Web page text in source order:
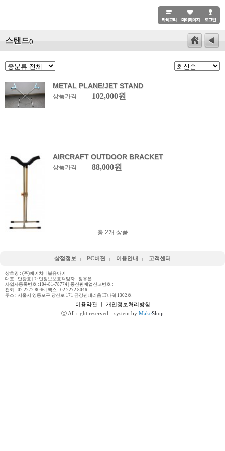
스탠드()
METAL PLANE/JET STAND
상품가격 102,000원
AIRCRAFT OUTDOOR BRACKET
상품가격 88,000원
총 2개 상품
상점정보 PC버젼 이용안내 고객센터
상호명 : (주)에이치더블유아이
대표 : 안광호 | 개인정보보호책임자 : 정유은
사업자등록번호 :104-81-78774 | 통신판매업신고번호 :
전화 : 02 2272 8046 | 팩스 : 02 2272 8046
주소 : 서울시 영등포구 당산로 171 금강펜테리움 IT타워 1302호
이용약관ㅣ 개인정보처리방침
ⓒ All right reserved.
system by MakeShop